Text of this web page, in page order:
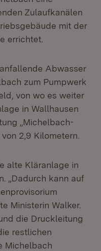
Zulaufkanälen
mit der
errichtet.
Abwasser
zum Pumpwerk
von wo es weiter
in Wallhausen
„Michelbach-
2,9 Kilometern.
alte Kläranlage in
„Dadurch kann auf
Ministerin Walker.
die Druckleitung
restlichen
Michelbach